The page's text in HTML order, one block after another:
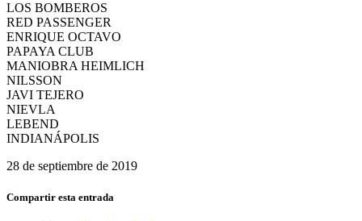
LOS BOMBEROS
RED PASSENGER
ENRIQUE OCTAVO
PAPAYA CLUB
MANIOBRA HEIMLICH
NILSSON
JAVI TEJERO
NIEVLA
LEBEND
INDIANÁPOLIS
28 de septiembre de 2019
Compartir esta entrada